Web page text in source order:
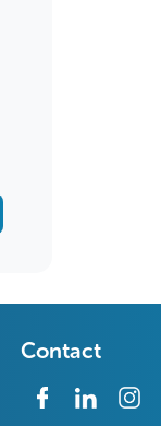
Contact